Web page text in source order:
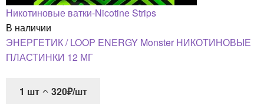
Никотиновые ватки-Nicotine Strips
В наличии
ЭНЕРГЕТИК / LOOP ENERGY Monster НИКОТИНОВЫЕ
ПЛАСТИНКИ 12 МГ
1 шт
320₽/шт